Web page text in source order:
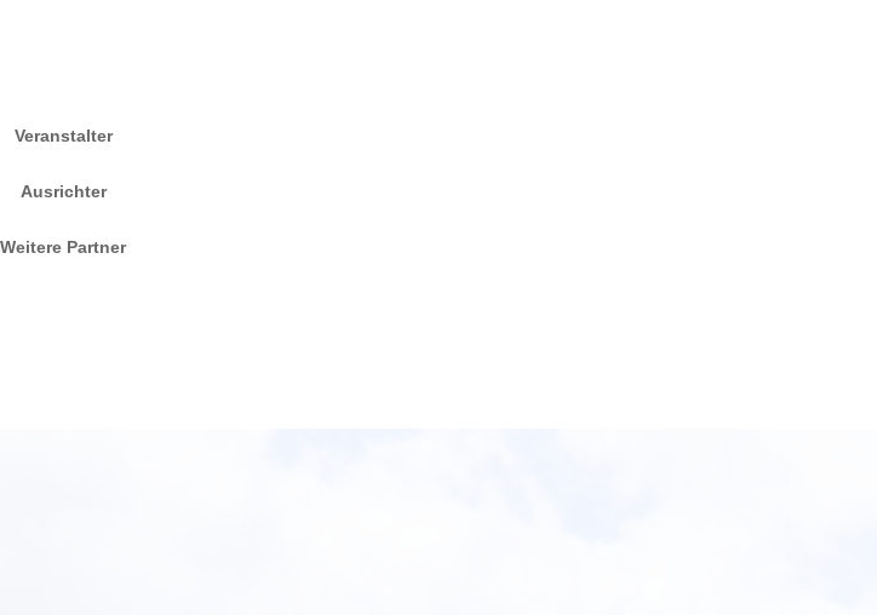
Veranstalter
Ausrichter
Weitere Partner